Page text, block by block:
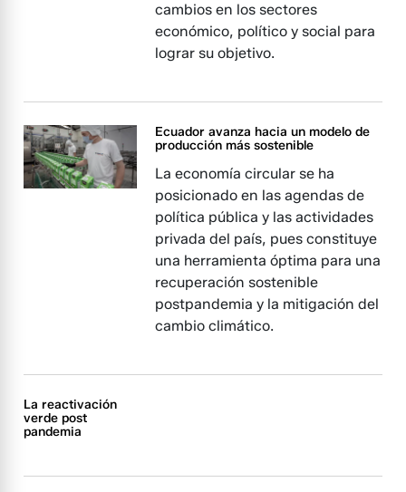
cambios en los sectores
económico, político y social para
lograr su objetivo.
Ecuador avanza hacia un modelo de
producción más sostenible
La economía circular se ha
posicionado en las agendas de
política pública y las actividades
privada del país, pues constituye
una herramienta óptima para una
recuperación sostenible
postpandemia y la mitigación del
cambio climático.
La reactivación
verde post
pandemia